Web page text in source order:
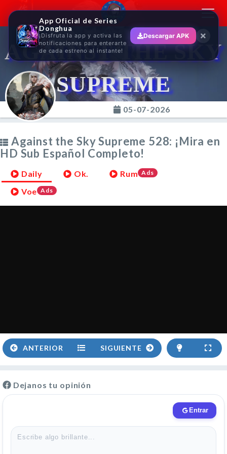
AGAINST THE SKY
SUPREME
05-07-2026
Against the Sky Supreme 528: ¡Mira en
HD Sub Español Completo!
Daily Ok. Rum Ads
Voe Ads
ANTERIOR SIGUIENTE
Dejanos tu opinión
App Oficial de Series
Donghua
¡Disfruta la app y activa las
notificaciones para enterarte
de cada estreno al instante!
Descargar APK